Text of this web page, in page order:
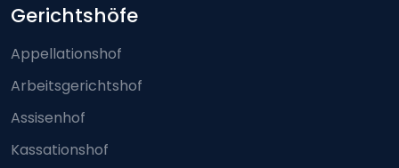
Gerichtshöfe
Appellationshof
Arbeitsgerichtshof
Assisenhof
Kassationshof